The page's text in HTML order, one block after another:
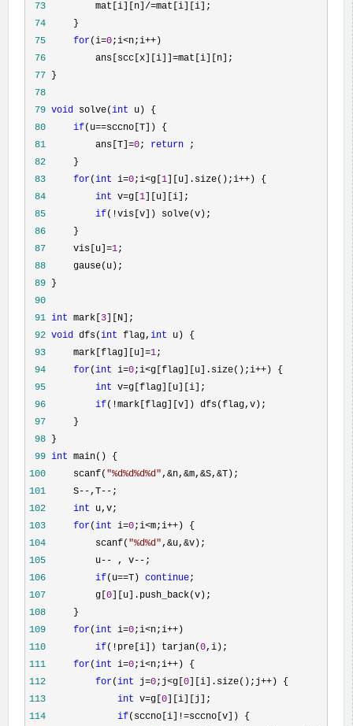
73
         mat[i][n]/=
74
75
for(i=0;i<n;i++
76
         ans[scc[x][i]]=
77
78
79 void solve(int
80
if(u==
81
         ans[T]=
0; return
82
83
for(int i=0;i<g[ 1 ][u].size();i++
84
int v=g[ 1
85
if(!
86
87
     vis[u]=
1
88
89
90
91 int mark[ 3
92 void dfs(int flag, int
93
     mark[flag][u]=
1
94
for(int i=0;i<g[flag][u].size();i++
95
int v=
96
if(!
97
98
99 int
100
     scanf(
"%d%d%d%d",&n,&m,&S,&
101
     S--,T--
102
int
103
for(int i=0;i<m;i++
104
         scanf(
"%d%d",&u,&
105
         u-- , v--
106
if(u==T) continue
107
         g[
0
108
109
for(int i=0;i<n;i++
110
if(!pre[i]) tarjan(0
111
for(int i=0;i<n;i++
112
for(int j=0;j<g[ 0 ][i].size();j++
113
int v=g[ 0
114
if(sccno[i]!=